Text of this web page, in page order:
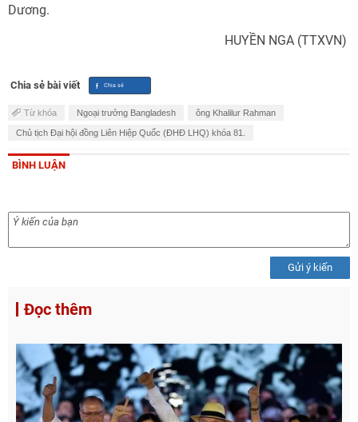
Dương.
HUYỀN NGA (TTXVN)
Chia sẻ bài viết
Từ khóa Ngoại trưởng Bangladesh ông Khalilur Rahman
Chủ tịch Đại hội đồng Liên Hiệp Quốc (ĐHĐ LHQ) khóa 81.
BÌNH LUẬN
Gửi ý kiến
Đọc thêm